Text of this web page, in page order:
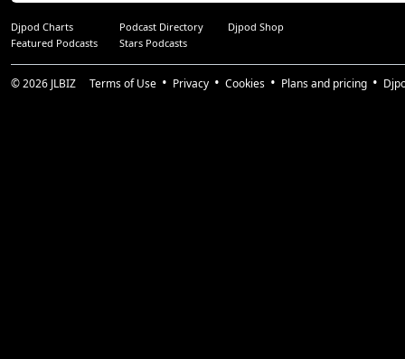
Djpod Charts Podcast Directory
Djpod Shop
Featured Podcasts
Stars Podcasts
© 2026 JLBIZ Terms of Use Privacy Cookies Plans and pricing